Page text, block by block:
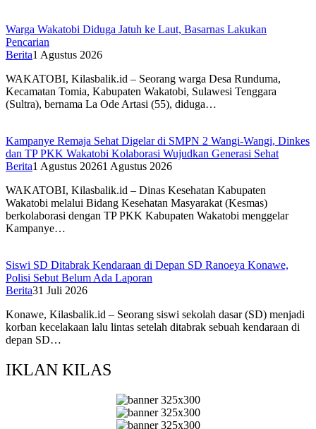
Warga Wakatobi Diduga Jatuh ke Laut, Basarnas Lakukan
Pencarian
Berita1 Agustus 2026
WAKATOBI, Kilasbalik.id – Seorang warga Desa Runduma,
Kecamatan Tomia, Kabupaten Wakatobi, Sulawesi Tenggara
(Sultra), bernama La Ode Artasi (55), diduga…
Kampanye Remaja Sehat Digelar di SMPN 2 Wangi-Wangi, Dinkes
dan TP PKK Wakatobi Kolaborasi Wujudkan Generasi Sehat
Berita1 Agustus 20261 Agustus 2026
WAKATOBI, Kilasbalik.id – Dinas Kesehatan Kabupaten
Wakatobi melalui Bidang Kesehatan Masyarakat (Kesmas)
berkolaborasi dengan TP PKK Kabupaten Wakatobi menggelar
Kampanye…
Siswi SD Ditabrak Kendaraan di Depan SD Ranoeya Konawe,
Polisi Sebut Belum Ada Laporan
Berita31 Juli 2026
Konawe, Kilasbalik.id – Seorang siswi sekolah dasar (SD) menjadi
korban kecelakaan lalu lintas setelah ditabrak sebuah kendaraan di
depan SD…
IKLAN KILAS